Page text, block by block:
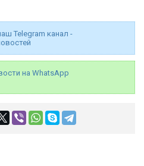
Telegram канал -
на WhatsApp